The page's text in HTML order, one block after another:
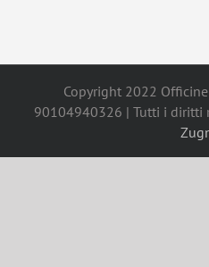
Copyright 2022 Officine
90104940326 | Tutti i diritti